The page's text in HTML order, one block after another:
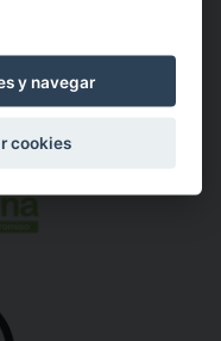
Calidad:
y navegar
cookies